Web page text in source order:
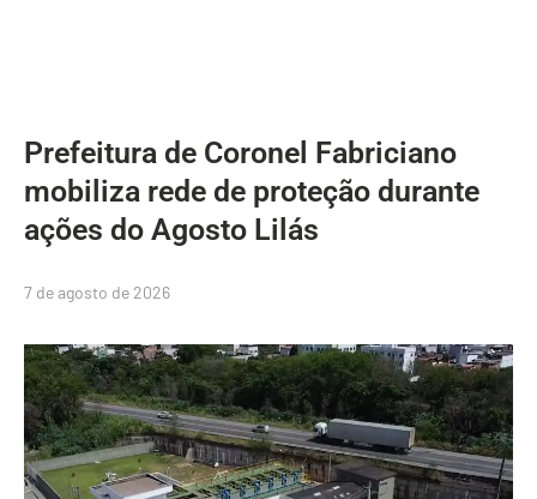
Prefeitura de Coronel Fabriciano
mobiliza rede de proteção durante
ações do Agosto Lilás
7 de agosto de 2026